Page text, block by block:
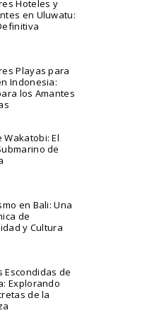
Hoteles y
en Uluwatu:
Playas para
Indonesia:
los Amantes
Wakatobi: El
de
en Bali: Una
de
y Cultura
Escondidas de
Explorando
de la